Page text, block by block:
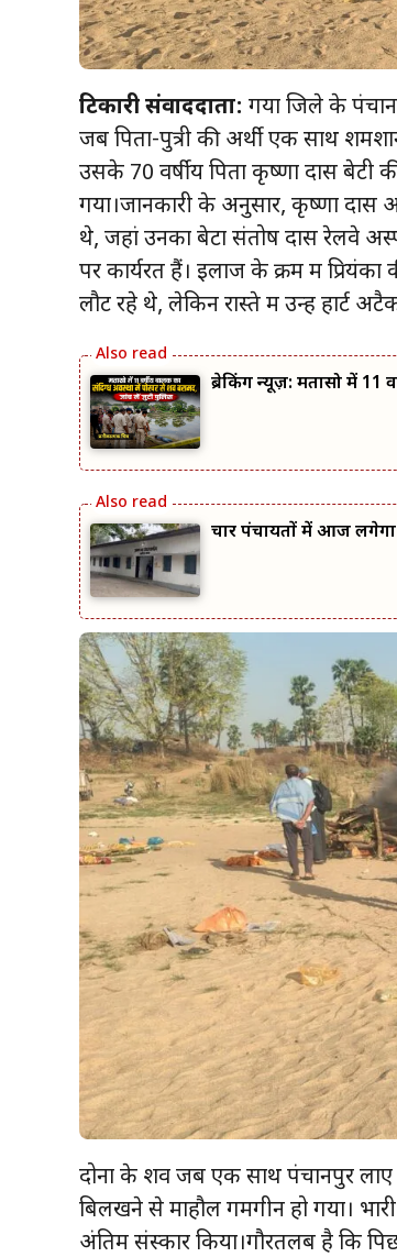
टिकारी संवाददाता: गया जिले के
जब पिता-पुत्री की अर्थी एक साथ
उसके 70 वर्षीय पिता कृष्णा दास बेटी
गया।जानकारी के अनुसार, कृष्णा दास
थे, जहां उनका बेटा संतोष दास रेलवे
पर कार्यरत हैं। इलाज के क्रम में
लौट रहे थे, लेकिन रास्ते में उन्हें हार्ट
ब्रेकिंग न्यूज़: मतासो में 11
चार पंचायतों में आज लगेगा
दोनों के शव जब एक साथ पंचानपुर
बिलखने से माहौल गमगीन हो गया।
अंतिम संस्कार किया।गौरतलब है कि